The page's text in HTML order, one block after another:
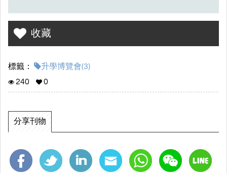
收藏
標籤：
升學博覽會(3)
240
0
分享刊物